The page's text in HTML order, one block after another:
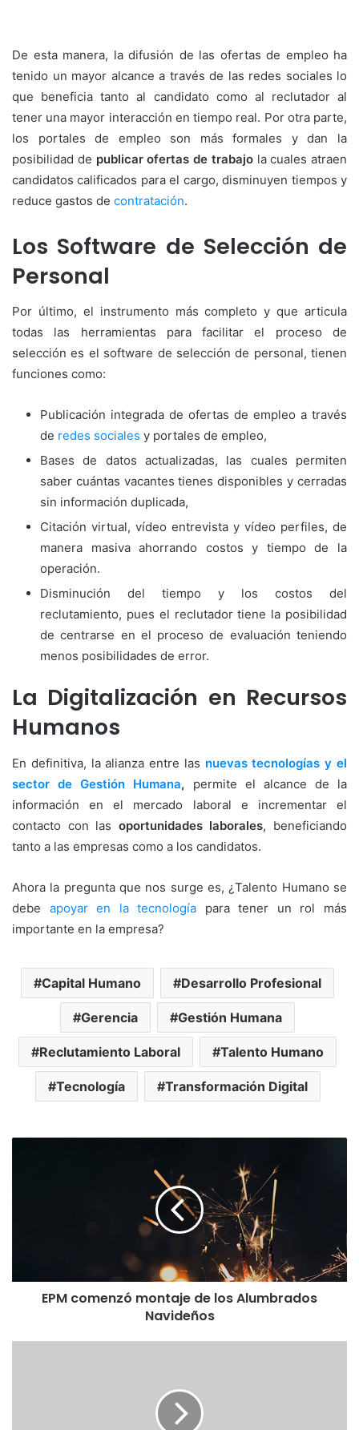
De esta manera, la difusión de las ofertas de empleo ha
tenido un mayor alcance a través de las redes sociales lo
que beneficia tanto al candidato como al reclutador al
tener una mayor interacción en tiempo real. Por otra parte,
los portales de empleo son más formales y dan la
posibilidad de publicar ofertas de trabajola cuales atraen
candidatos calificados para el cargo, disminuyen tiempos y
reduce gastos de contratación.
Los Software de Selección de
Personal
Por último, el instrumento más completo y que articula
todas las herramientas para facilitar el proceso de
selección es el software de selección de personal, tienen
funciones como:
Publicación integrada de ofertas de empleo a través
de redes sociales y portales de empleo,
Bases de datos actualizadas, las cuales permiten
saber cuántas vacantes tienes disponibles y cerradas
sin información duplicada,
Citación virtual, vídeo entrevista y vídeo perfiles, de
manera masiva ahorrando costos y tiempo de la
operación.
Disminución del tiempo y los costos del
reclutamiento, pues el reclutador tiene la posibilidad
de centrarse en el proceso de evaluación teniendo
menos posibilidades de error.
La Digitalización en Recursos
Humanos
En definitiva, la alianza entre las nuevas tecnologías y el
sector de Gestión Humana, permite el alcance de la
información en el mercado laboral e incrementar el
contacto con las oportunidades laborales, beneficiando
tanto a las empresas como a los candidatos.
Ahora la pregunta que nos surge es, ¿Talento Humano se
debe apoyar en la tecnología para tener un rol más
importante en la empresa?
Capital Humano Desarrollo Profesional
Gerencia Gestión Humana
Reclutamiento Laboral Talento Humano
Tecnología Transformación Digital
EPM comenzó montaje de los Alumbrados
Navideños